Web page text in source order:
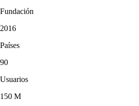
Fundación
2016
Países
90
Usuarios
150 M